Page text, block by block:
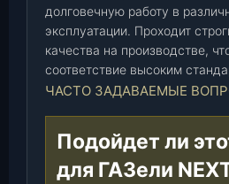
з
(
1
4
4
.
долговечную работу в
эксплуатации. Проходит
качества на производстве,
соответствие высоким
ЧАСТО ЗАДАВАЕМЫЕ
Подойдет ли
для ГАЗели